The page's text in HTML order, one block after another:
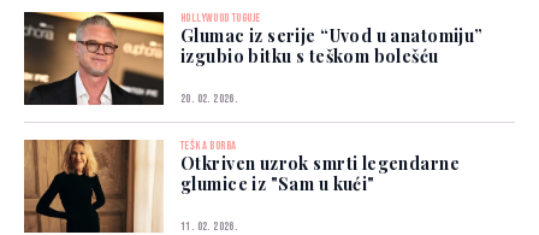
HOLLYWOOD TUGUJE
Glumac iz serije “Uvod u anatomiju”
izgubio bitku s teškom bolešću
20. 02. 2026.
TEŠKA BORBA
Otkriven uzrok smrti legendarne
glumice iz "Sam u kući"
11. 02. 2026.